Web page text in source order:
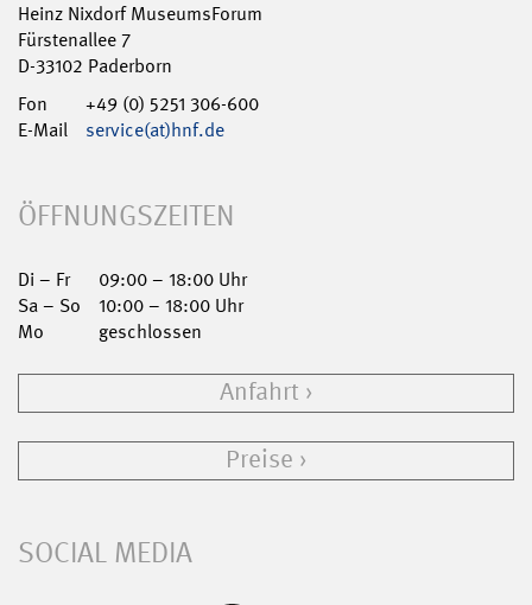
Heinz Nixdorf MuseumsForum
Fürstenallee 7
D-33102 Paderborn
Fon
+49 (0) 5251 306-600
E-Mail
service(at)hnf.de
ÖFFNUNGSZEITEN
Di – Fr
09:00 – 18:00 Uhr
Sa – So
10:00 – 18:00 Uhr
Mo
geschlossen
Anfahrt
Preise
SOCIAL MEDIA